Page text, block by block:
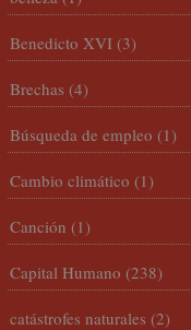
Benedicto XVI (3)
Brechas (4)
Búsqueda de empleo (1)
Cambio climático (1)
Canción (1)
Capital Humano (238)
catástrofes naturales (2)